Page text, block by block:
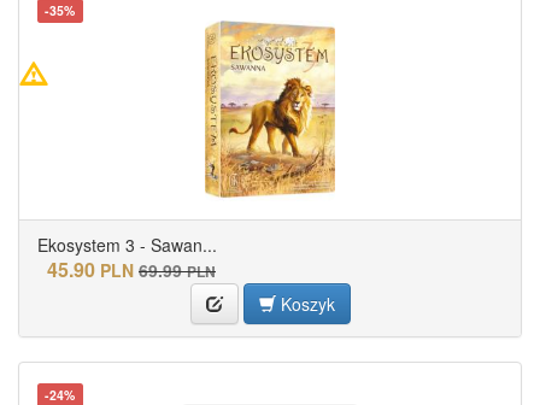
-35%
Ekosystem 3 - Sawan...
45.90 PLN 69.99 PLN
Koszyk
-24%